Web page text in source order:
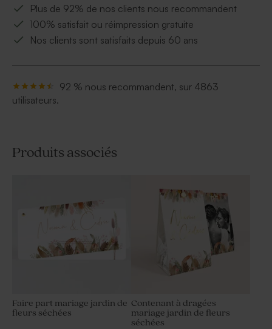
Plus de 92% de nos clients nous recommandent
100% satisfait ou réimpression gratuite
Nos clients sont satisfaits depuis 60 ans
92 % nous recommandent, sur 4863
utilisateurs.
Produits associés
Faire part mariage jardin de
fleurs séchées
Contenant à dragées
mariage jardin de fleurs
séchées